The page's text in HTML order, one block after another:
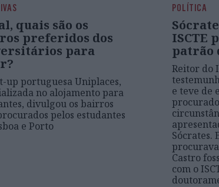
quais são os
preferidos dos
para
up portuguesa Uniplaces,
no alojamento para
divulgou os bairros
pelos estudantes
e Porto
POLÍTICA
ISCTE
patrão
Reitor do
e teve de
Castro
com o